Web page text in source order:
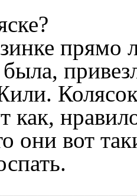
прямо
была,
они вот